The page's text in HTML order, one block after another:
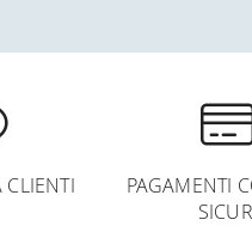
CLIENTI
PAGAMENTI